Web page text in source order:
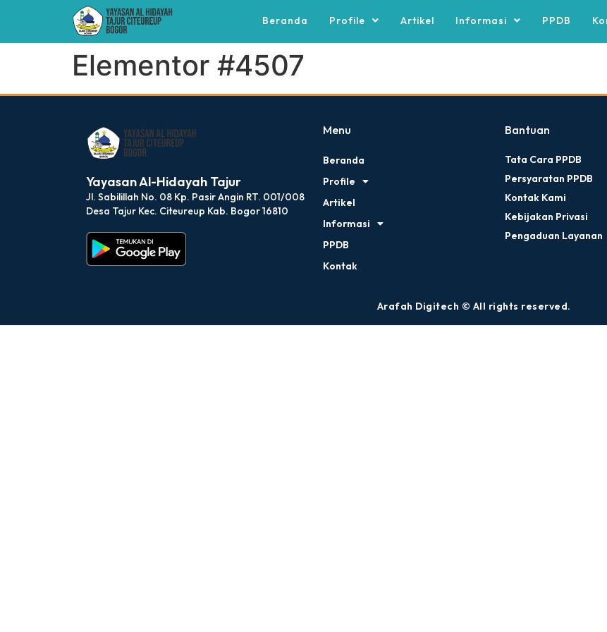
Beranda Profile Artikel Informasi PPDB
Elementor #4507
Yayasan Al-Hidayah Tajur
Jl. Sabilillah No. 08 Kp. Pasir Angin RT. 001/008
Desa Tajur Kec. Citeureup Kab. Bogor 16810
Menu
Beranda
Profile
Artikel
Informasi
PPDB
Kontak
Bantuan
Tata Cara PPDB
Persyaratan PPDB
Kontak Kami
Kebijakan Privasi
Pengaduan Layanan
Arafah Digitech © All rights reserved.